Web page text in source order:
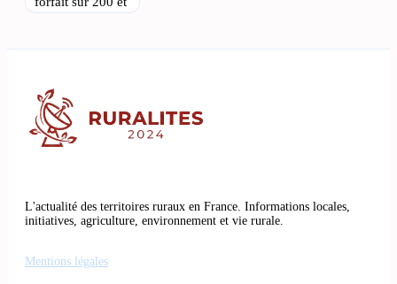
la star de la
natation
toulousaine, ne
• 8 AOÛT 2026,
13:00
l’éclipse solaire
L'actualité des territoires ruraux en France. Informations locales,
initiatives, agriculture, environnement et vie rurale.
Mentions légales